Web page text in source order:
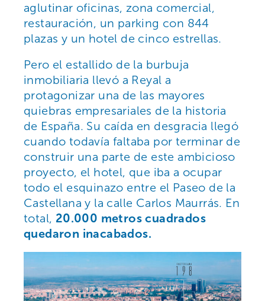
aglutinar oficinas, zona comercial,
restauración, un parking con 844
plazas y un hotel de cinco estrellas.
Pero el estallido de la burbuja
inmobiliaria llevó a Reyal a
protagonizar una de las mayores
quiebras empresariales de la historia
de España. Su caída en desgracia llegó
cuando todavía faltaba por terminar de
construir una parte de este ambicioso
proyecto, el hotel, que iba a ocupar
todo el esquinazo entre el Paseo de la
Castellana y la calle Carlos Maurrás. En
total, 20.000 metros cuadrados
quedaron inacabados.